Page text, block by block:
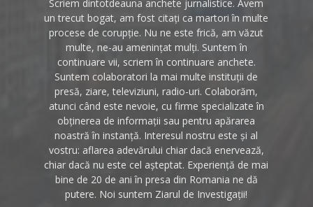
Scriem dintotdeauna anchete jurnalistice. Avem
un trecut bogat, am fost citați ca martori în multe
procese de corupție. Nu ne este frică, am văzut
multe, ne-au amenințat mulți. Suntem în
continuare vii, scriem în continuare anchete.
Suntem colaboratori la mai multe instituții de
presă, ziare, televiziuni, radio-uri. Colaborăm,
atunci când este nevoie, cu firme specializate în
obținerea de informații sau pentru apărarea
noastră în instanță. Interesul nostru este și al
vostru: aflarea adevărului chiar dacă enervează,
chiar dacă nu este cel așteptat. Experiență de mai
bine de 20 de ani în presa din Romania ne dă
putere. Noi suntem Ziarul de Investigații!